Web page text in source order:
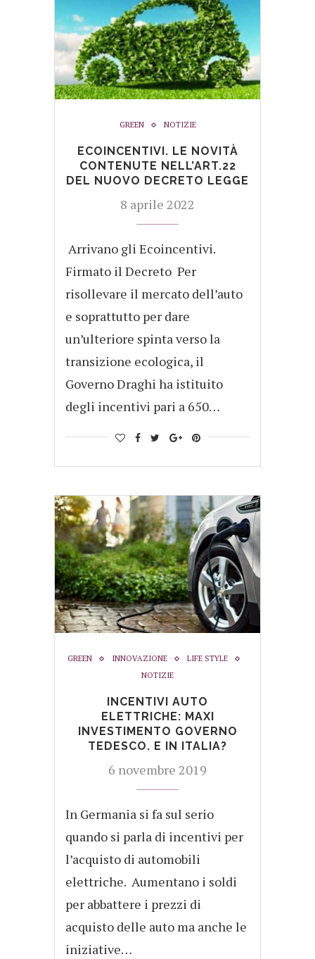
GREEN NOTIZIE
ECOINCENTIVI. LE NOVITÀ
CONTENUTE NELL’ART.22
DEL NUOVO DECRETO LEGGE
8 aprile 2022
Arrivano gli Ecoincentivi.
Firmato il Decreto Per
risollevare il mercato dell’auto
e soprattutto per dare
un’ulteriore spinta verso la
transizione ecologica, il
Governo Draghi ha istituito
degli incentivi pari a 650…
GREEN INNOVAZIONE
LIFE STYLE
NOTIZIE
INCENTIVI AUTO
ELETTRICHE: MAXI
INVESTIMENTO GOVERNO
TEDESCO. E IN ITALIA?
6 novembre 2019
In Germania si fa sul serio
quando si parla di incentivi per
l’acquisto di automobili
elettriche. Aumentano i soldi
per abbattere i prezzi di
acquisto delle auto ma anche le
iniziative…